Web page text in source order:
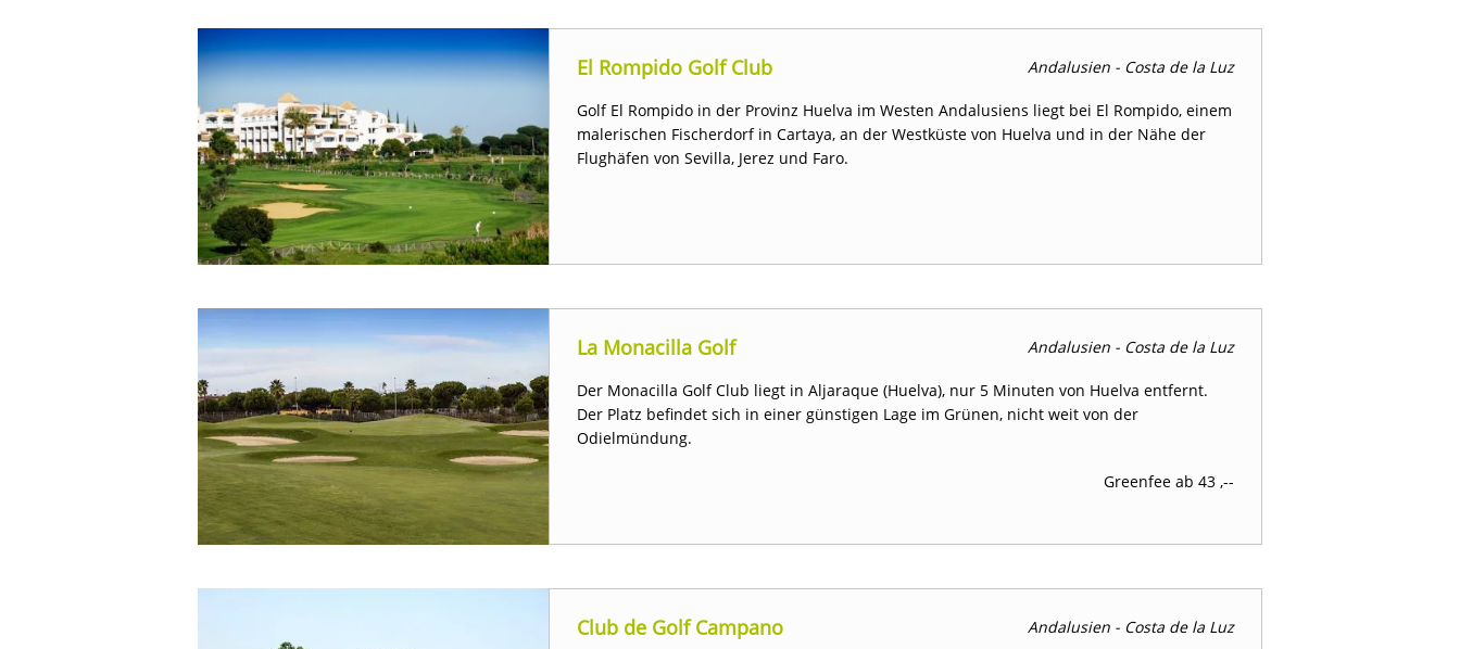
Andalusien - Costa de la Luz
El Rompido Golf Club
Golf El Rompido in der Provinz Huelva im Westen Andalusiens liegt bei El Rompido, einem
malerischen Fischerdorf in Cartaya, an der Westküste von Huelva und in der Nähe der
Flughäfen von Sevilla, Jerez und Faro.
Andalusien - Costa de la Luz
La Monacilla Golf
Der Monacilla Golf Club liegt in Aljaraque (Huelva), nur 5 Minuten von Huelva entfernt.
Der Platz befindet sich in einer günstigen Lage im Grünen, nicht weit von der
Odielmündung.
Greenfee ab 43 ,--
Andalusien - Costa de la Luz
Club de Golf Campano